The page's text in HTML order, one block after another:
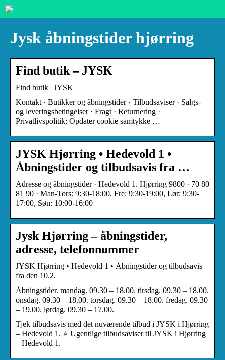
Jysk åbningstider hjørring
Find butik – JYSK
Find butik | JYSK
Kontakt · Butikker og åbningstider · Tilbudsaviser · Salgs-
og leveringsbetingelser · Fragt · Returnering ·
Privatlivspolitik; Opdater cookie samtykke …
JYSK Hjørring • Hedevold 1 •
Åbningstider og tilbudsavis fra …
Adresse og åbningstider · Hedevold 1. Hjørring 9800 · 70 80
81 90 · Man-Tors: 9:30-18:00, Fre: 9:30-19:00, Lør: 9:30-
17:00, Søn: 10:00-16:00
Jysk Hjørring – åbningstider,
adresse, telefonnummer
JYSK Hjørring • Hedevold 1 • Åbningstider og tilbudsavis
fra den 10.2.
Åbningstider. mandag. 09.30 – 18.00. tirsdag. 09.30 – 18.00.
onsdag. 09.30 – 18.00. torsdag. 09.30 – 18.00. fredag. 09.30
– 19.00. lørdag. 09.30 – 17.00.
Tjek tilbudsavis med det nuværende tilbud i JYSK i Hjørring
– Hedevold 1. ⭐ Ugentlige tilbudsaviser til JYSK i Hjørring
– Hedevold 1.